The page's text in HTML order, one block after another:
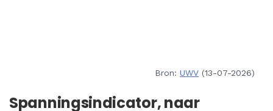
Bron: UWV (13-07-2026)
Spanningsindicator, naar